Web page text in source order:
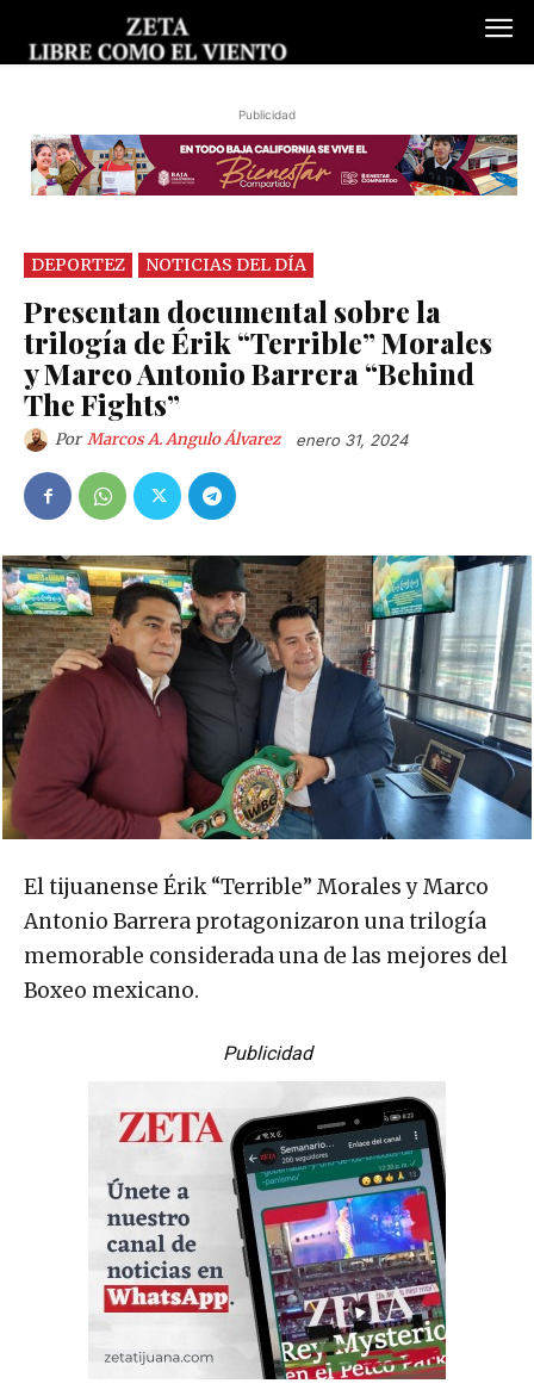
Publicidad
DEPORTEZ NOTICIAS DEL DÍA
Presentan documental sobre la
trilogía de Érik “Terrible” Morales
y Marco Antonio Barrera “Behind
The Fights”
Por Marcos A. Angulo Álvarez enero 31, 2024
El tijuanense Érik “Terrible” Morales y Marco
Antonio Barrera protagonizaron una trilogía
memorable considerada una de las mejores del
Boxeo mexicano.
Publicidad